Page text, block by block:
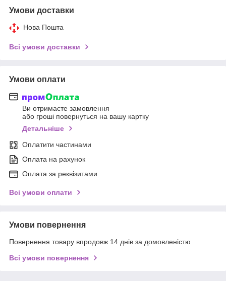
Умови доставки
Нова Пошта
Всі умови доставки
Умови оплати
Ви отримаєте замовлення
або гроші повернуться на вашу картку
Детальніше
Оплатити частинами
Оплата на рахунок
Оплата за реквізитами
Всі умови оплати
Умови повернення
Повернення товару впродовж 14 днів за домовленістю
Всі умови повернення